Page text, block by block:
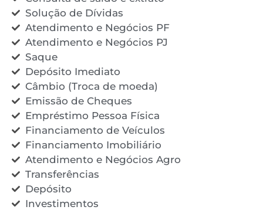
Solução de Dívidas
Atendimento e Negócios PF
Atendimento e Negócios PJ
Saque
Depósito Imediato
Câmbio (Troca de moeda)
Emissão de Cheques
Empréstimo Pessoa Física
Financiamento de Veículos
Financiamento Imobiliário
Atendimento e Negócios Agro
Transferências
Depósito
Investimentos